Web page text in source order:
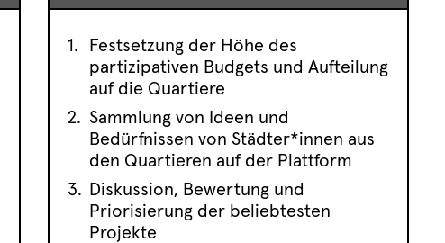
Festsetzung der Höhe des
partizipativen Budgets und Aufteilung
auf die Quartiere
Sammlung von Ideen und
Bedürfnissen von Städter*innen aus
den Quartieren auf der Plattform
Diskussion, Bewertung und
Priorisierung der beliebtesten
Projekte